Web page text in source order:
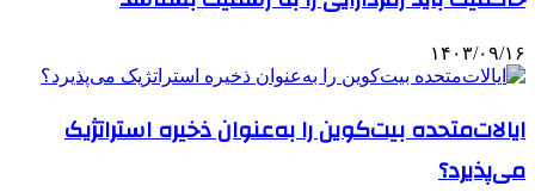
۱۴۰۳/۰۹/۱۶
ایالات‌متحده بیت‌کوین را به‌عنوان ذخیره استراتژیک
می‌پذیرد؟